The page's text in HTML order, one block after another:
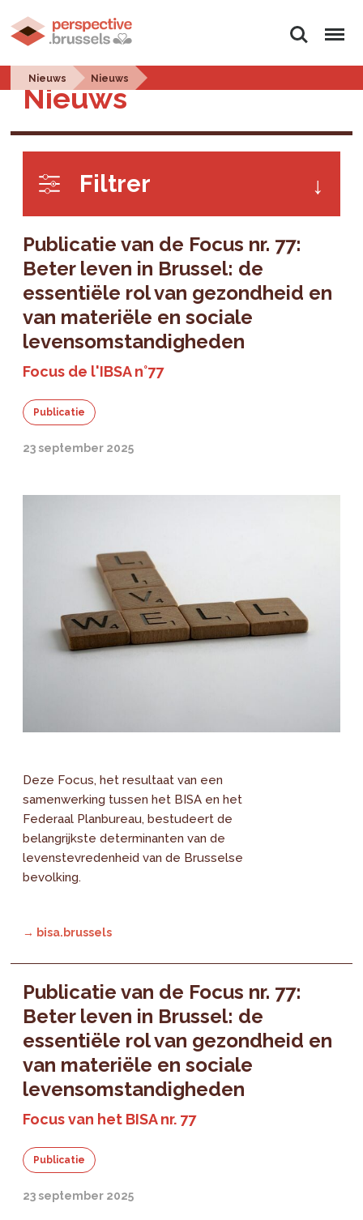
Zoeken Menu
Nieuws Nieuws
Nieuws
Filtrer
Publicatie van de Focus nr. 77:
Beter leven in Brussel: de
essentiële rol van gezondheid en
van materiële en sociale
levensomstandigheden
Focus de l'IBSA n°77
Publicatie
23 september 2025
Deze Focus, het resultaat van een
samenwerking tussen het BISA en het
Federaal Planbureau, bestudeert de
belangrijkste determinanten van de
levenstevredenheid van de Brusselse
bevolking.
→ bisa.brussels
Publicatie van de Focus nr. 77:
Beter leven in Brussel: de
essentiële rol van gezondheid en
van materiële en sociale
levensomstandigheden
Focus van het BISA nr. 77
Publicatie
23 september 2025